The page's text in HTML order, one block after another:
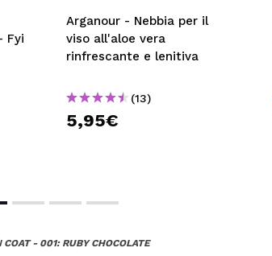
Fyi
Arganour - Nebbia per il
viso all'aloe vera
rinfrescante e lenitiva
(13)
5,95€
- 001: RUBY CHOCOLATE